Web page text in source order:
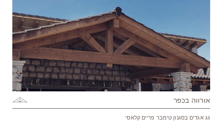
אורווה בכפר
גג אגדים בסגנון טימבר פריים קלאסי